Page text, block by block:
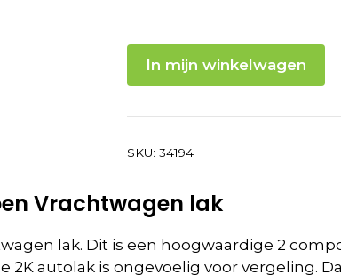
In mijn winkelwagen
SKU: 34194
Vrachtwagen lak
lak. Dit is een hoogwaardige 2
2K autolak is ongevoelig voor vergeling.